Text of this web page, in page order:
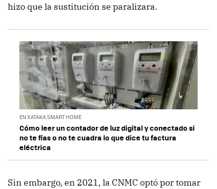
hizo que la sustitución se paralizara.
EN XATAKA SMART HOME
Cómo leer un contador de luz digital y conectado si
no te fías o no te cuadra lo que dice tu factura
eléctrica
Sin embargo, en 2021, la CNMC optó por tomar